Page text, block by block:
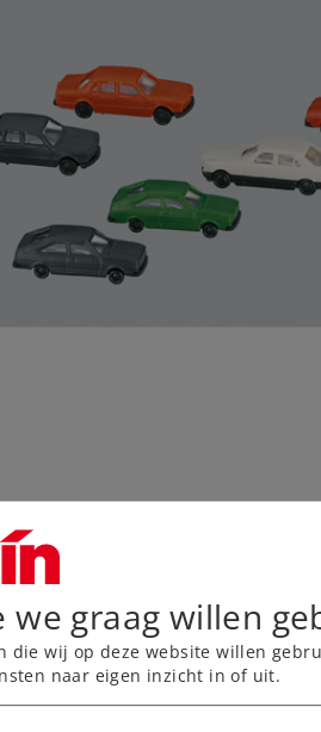
we graag willen
die wij op deze website willen
naar eigen inzicht in of uit.